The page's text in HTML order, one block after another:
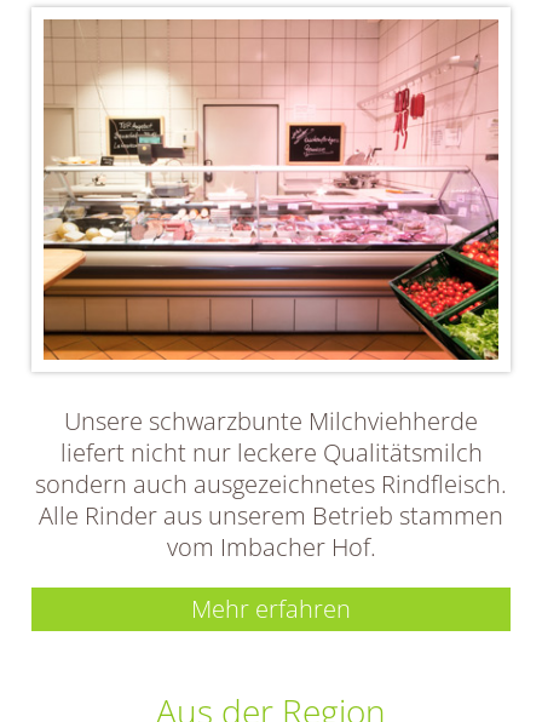
Unsere schwarzbunte Milchviehherde
liefert nicht nur leckere Qualitätsmilch
sondern auch ausgezeichnetes Rindfleisch.
Alle Rinder aus unserem Betrieb stammen
vom Imbacher Hof.
Mehr erfahren
Aus der Region